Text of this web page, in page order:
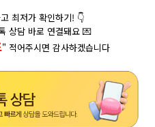
최저가 확인하기! 👇
상담 바로 연결돼요 💌
" 적어주시면 감사하겠습니다